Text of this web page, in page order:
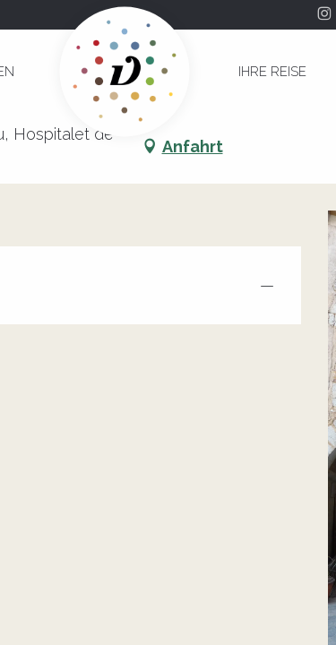
IHRE REISE
pas des pèlerins"
"Sur les pas des pèlerins"
Hospitalet de
Anfahrt
—